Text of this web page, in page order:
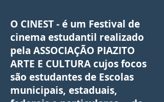
O CINEST - é um Festival de
cinema estudantil realizado
pela ASSOCIAÇÃO PIAZITO
ARTE E CULTURA cujos focos
são estudantes de Escolas
municipais, estaduais,